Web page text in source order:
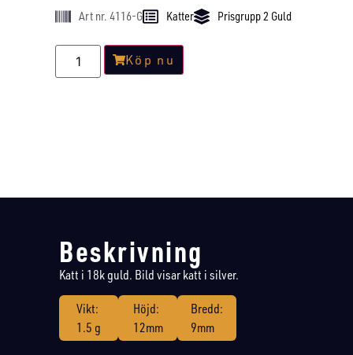
Art nr. 4116-G Katter Prisgrupp 2 Guld
Köp nu
Beskrivning
Katt i 18k guld. Bild visar katt i silver.
Vikt:
1.5 g
Höjd:
12mm
Bredd:
9mm